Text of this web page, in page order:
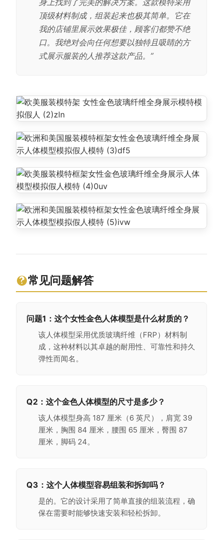
身上找到了完美的解决方案。这款模特采用
顶级材料制成，组装起来也极其简单。它在
我的店铺里展示效果极佳，顾客们都赞不绝
口。我绝对会向任何想要以独特且吸睛的方
式展示服装的人推荐这款产品。”
常见问题解答
问题1： 这个女性金色人体模型是什么材质的？
该人体模型采用优质玻璃纤维（FRP）材料制
成，这种材料以其卓越的耐用性、可靠性和持久
弹性而闻名。
Q2： 这个金色人体模型的尺寸是多少？
该人体模型身高 187 厘米（6 英尺），肩宽 39
厘米，胸围 84 厘米，腰围 65 厘米，臀围 87
厘米，脚码 24。
Q3： 这个人体模型容易组装和拆卸吗？
是的。它的设计采用了简单直接的组装流程，确
保在需要时能够快速安装和轻松拆卸。